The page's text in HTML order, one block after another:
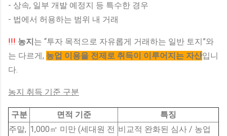
- 상속, 일부 개발 예정지 등 특수한 경우
- 법에서 허용하는 범위 내 거래
!!! 농지 는 “투자 목적으로 자유롭게 거래하는 일반 토지”와
는 다르게, 농업 이용을 전제로 취득이 이루어지는 자산입니
다.
농지 취득 기준 구분
구분 면적 기준
특징
주말, 1,000㎡ 미만 (세대원 전 비교적 완화된 심사 / 농업